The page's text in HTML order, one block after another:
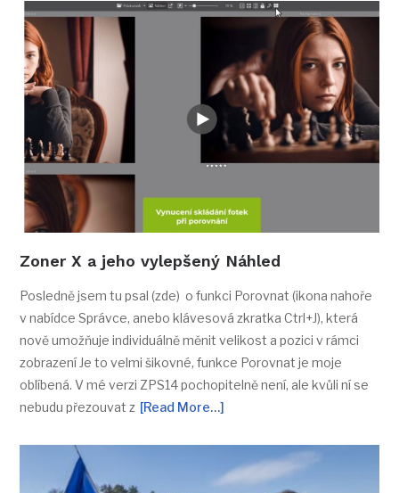
Zoner X a jeho vylepšený Náhled
Posledně jsem tu psal (zde) o funkci Porovnat (ikona nahoře
v nabídce Správce, anebo klávesová zkratka Ctrl+J), která
nově umožňuje individuálně měnit velikost a pozici v rámci
zobrazení Je to velmi šikovné, funkce Porovnat je moje
oblíbená. V mé verzi ZPS14 pochopitelně není, ale kvůli ní se
nebudu přezouvat z [Read More…]